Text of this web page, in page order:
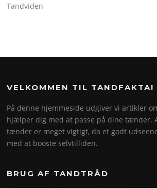
Tandviden
VELKOMMEN TIL TANDFAKTA!
På denne hjemmeside udgiver vi artikler
hjælper dig med at passe på dine tænder.
tænder er meget vigtigt, da et godt
med at booste selvtilliden.
BRUG AF TANDTRÅD